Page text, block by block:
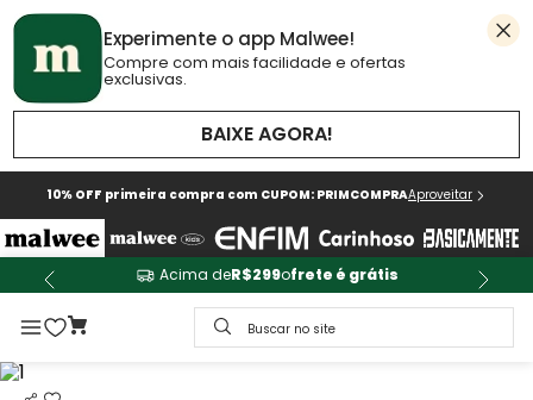
Experimente o app Malwee!
Compre com mais facilidade e ofertas
exclusivas.
BAIXE AGORA!
10% OFF primeira compra com CUPOM: PRIMCOMPRAAproveitar
Acima deR$299ofrete é grátis
Buscar no site